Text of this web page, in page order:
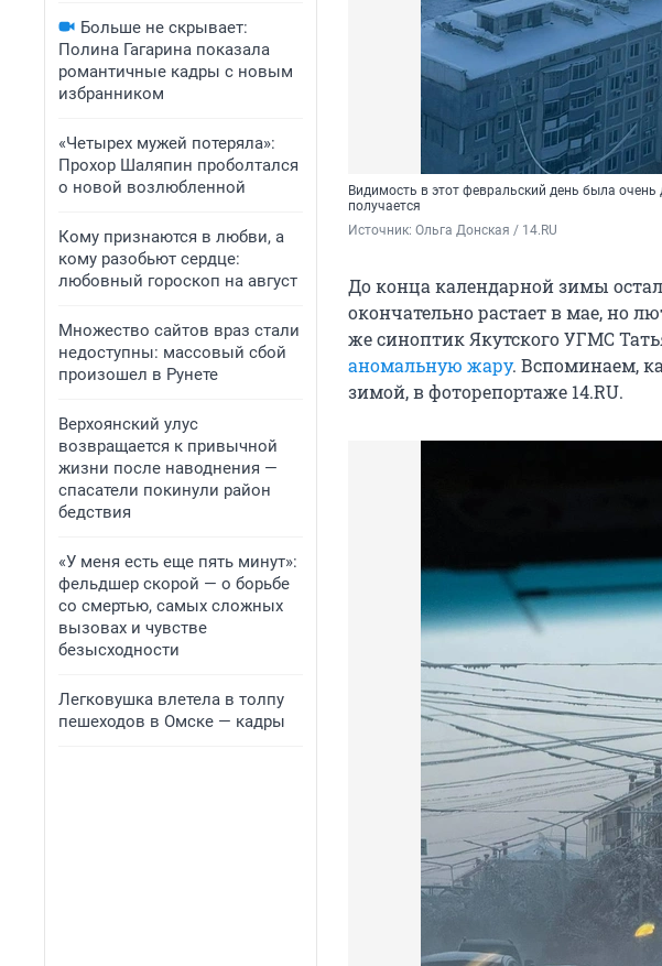
Больше не скрывает:
Полина Гагарина показала
романтичные кадры с новым
избранником
«Четырех мужей потеряла»:
Прохор Шаляпин проболтался
о новой возлюбленной
Кому признаются в любви, а
кому разобьют сердце:
любовный гороскоп на август
Множество сайтов враз стали
недоступны: массовый сбой
произошел в Рунете
Верхоянский улус
возвращается к привычной
жизни после наводнения —
спасатели покинули район
бедствия
«У меня есть еще пять минут»:
фельдшер скорой — о борьбе
со смертью, самых сложных
вызовах и чувстве
безысходности
Легковушка влетела в толпу
пешеходов в Омске — кадры
Видимость в этот февральский день была
получается
Источник: Ольга Донская / 14.RU
До конца календарной зимы
окончательно растает в мае, но
же синоптик Якутского УГМС
аномальную жару. Вспоминаем,
зимой, в фоторепортаже 14.RU.